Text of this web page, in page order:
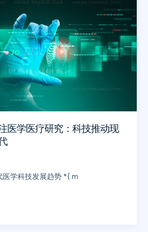
医学医疗研究：科技推动现
医学科技发展趋势 *{ m